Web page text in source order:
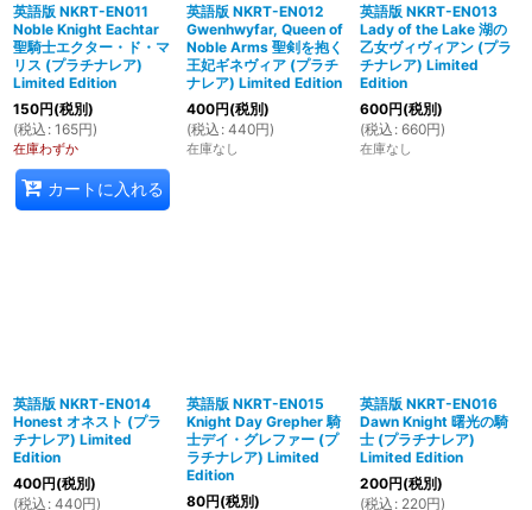
英語版 NKRT-EN011
Noble Knight Eachtar
聖騎士エクター・ド・マ
リス (プラチナレア)
Limited Edition
150円(税別)
(税込 : 165円)
在庫わずか
カートに入れる
英語版 NKRT-EN012
Gwenhwyfar, Queen of
Noble Arms 聖剣を抱く
王妃ギネヴィア (プラチ
ナレア) Limited Edition
400円(税別)
(税込 : 440円)
在庫なし
英語版 NKRT-EN013
Lady of the Lake 湖の
乙女ヴィヴィアン (プラ
チナレア) Limited
Edition
600円(税別)
(税込 : 660円)
在庫なし
英語版 NKRT-EN014
Honest オネスト (プラ
チナレア) Limited
Edition
400円(税別)
(税込 : 440円)
英語版 NKRT-EN015
Knight Day Grepher 騎
士デイ・グレファー (プ
ラチナレア) Limited
Edition
80円(税別)
英語版 NKRT-EN016
Dawn Knight 曙光の騎
士 (プラチナレア)
Limited Edition
200円(税別)
(税込 : 220円)